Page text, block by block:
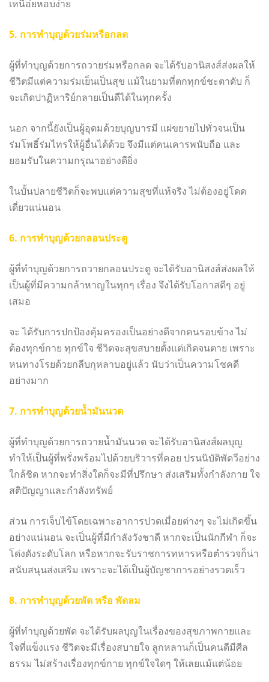
เหนือ่ยหอบง่าย
5. การทำบุญด้วยร่มหรือกลด
ผู้ที่ทำบุญด้วยการถวายร่มหรือกลด จะได้รับอานิสงส์ส่งผลให้
ชีวิตมีแต่ความร่มเย็นเป็นสุข แม้ในยามที่ตกทุกข์ชะตาดับ ก็
จะเกิดปาฏิหาริย์กลายเป็นดีได้ในทุกครั้ง
นอก จากนี้ยังเป็นผู้อุดมด้วยบุญบารมี แผ่ขยายไปทั่วจนเป็น
ร่มโพธิ์ร่มไทรให้ผู้อื่นได้ด้วย จึงมีแต่คนเคารพนับถือ และ
ยอมรับในความกรุณาอย่างดียิ่ง
ในบั้นปลายชีวิตก็จะพบแต่ความสุขที่แท้จริง ไม่ต้องอยู่โดด
เดี่ยวแน่นอน
6. การทำบุญด้วยกลอนประตู
ผู้ที่ทำบุญด้วยการถวายกลอนประตู จะได้รับอานิสงส์ส่งผลให้
เป็นผู้ที่มีความกล้าหาญในทุกๆ เรื่อง จึงได้รับโอกาสดีๆ อยู่
เสมอ
จะ ได้รับการปกป้องคุ้มครองเป็นอย่างดีจากคนรอบข้าง ไม่
ต้องทุกข์กาย ทุกข์ใจ ชีวิตจะสุขสบายตั้งแต่เกิดจนตาย เพราะ
หนทางโรยด้วยกลีบกุหลาบอยู่แล้ว นับว่าเป็นความโชคดี
อย่างมาก
7. การทำบุญด้วยน้ำมันนวด
ผู้ที่ทำบุญด้วยการถวายน้ำมันนวด จะได้รับอานิสงส์ผลบุญ
ทำให้เป็นผู้ที่พรั่งพร้อมไปด้วยบริวารที่คอย ปรนนิบัติพัดวีอย่าง
ใกล้ชิด หากจะทำสิ่งใดก็จะมีที่ปรึกษา ส่งเสริมทั้งกำลังกาย ใจ
สติปัญญาและกำลังทรัพย์
ส่วน การเจ็บไข้โดยเฉพาะอาการปวดเมื่อยต่างๆ จะไม่เกิดขึ้น
อย่างแน่นอน จะเป็นผู้ที่มีกำลังวังชาดี หากจะเป็นนักกีฬา ก็จะ
โด่งดังระดับโลก หรือหากจะรับราชการทหารหรือตำรวจก็น่า
สนับสนุนส่งเสริม เพราะจะได้เป็นผู้บัญชาการอย่างรวดเร็ว
8. การทำบุญด้วยพัด หรือ พัดลม
ผู้ที่ทำบุญด้วยพัด จะได้รับผลบุญในเรื่องของสุขภาพกายและ
ใจที่แข็งแรง ชีวิตจะมีเรื่องสบายใจ ลูกหลานก็เป็นคนดีมีศีล
ธรรม ไม่สร้างเรื่องทุกข์กาย ทุกข์ใจใดๆ ให้เลยแม้แต่น้อย